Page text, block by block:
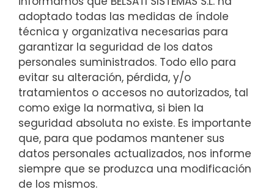
adoptado todas las medidas de índole
técnica y organizativa necesarias para
garantizar la seguridad de los datos
personales suministrados. Todo ello para
evitar su alteración, pérdida, y/o
tratamientos o accesos no autorizados, tal
como exige la normativa, si bien la
seguridad absoluta no existe. Es importante
que, para que podamos mantener sus
datos personales actualizados, nos informe
siempre que se produzca una modificación
de los mismos.